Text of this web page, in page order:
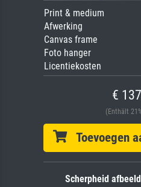
Print & medium
Afwerking
Canvas frame
Foto hanger
Licentiekosten
€
(Enthält
Toevoegen
Scherpheid